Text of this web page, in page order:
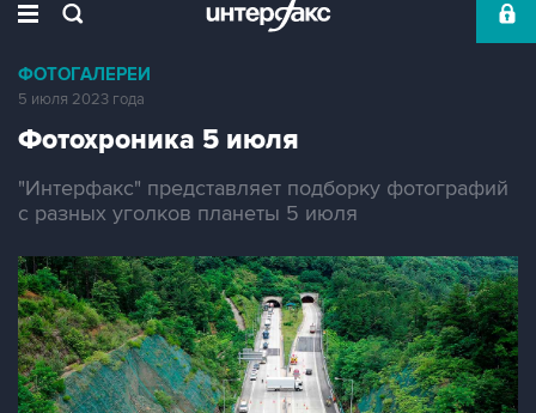
ФОТОГАЛЕРЕИ
5 июля 2023 года
Фотохроника 5 июля
"Интерфакс" представляет подборку фотографий
с разных уголков планеты 5 июля